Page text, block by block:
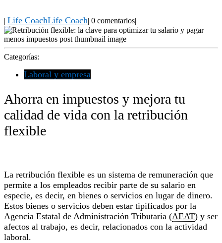
| Life CoachLife Coach| 0 comentarios|
Categorías:
Laboral y empresa
Ahorra en impuestos y mejora tu
calidad de vida con la retribución
flexible
La retribución flexible es un sistema de remuneración que
permite a los empleados recibir parte de su salario en
especie, es decir, en bienes o servicios en lugar de dinero.
Estos bienes o servicios deben estar tipificados por la
Agencia Estatal de Administración Tributaria (AEAT) y ser
afectos al trabajo, es decir, relacionados con la actividad
laboral.